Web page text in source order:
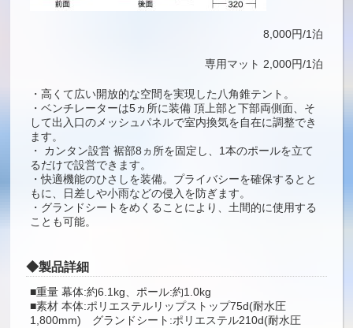
8,000円/1泊
専用マット 2,000円/1泊
・高くて広い開放的な空間を実現した八角錐テント。
・ベンチレーターは5ヵ所に装備 頂上部と下部両側面、そ
して出入口のメッシュパネルで室内換気を自在に調整でき
ます。
・ カンタン設営 裾部8ヵ所を固定し、1本のポールを立て
るだけで設営できます。
・快適機能のひさしを装備。プライバシーを確保するとと
もに、日差しや小雨などの侵入を防ぎます。
・グランドシートをめくることにより、土間的に使用する
ことも可能。
◆製品詳細
■重量 幕体:約6.1kg、ポール:約1.0kg
■素材 本体:ポリエステルリップストップ75d(耐水圧
1,800mm) グランドシート:ポリエステル210d(耐水圧